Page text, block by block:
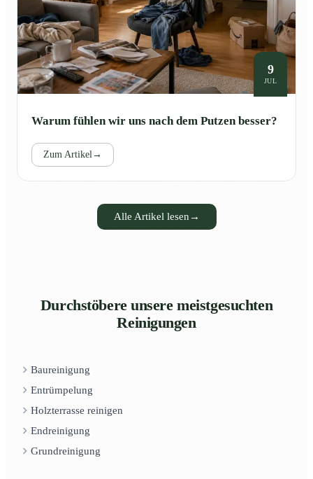
9
JUL
Warum fühlen wir uns nach dem Putzen besser?
Zum Artikel →
Alle Artikel lesen →
Durchstöbere unsere meistgesuchten
Reinigungen
Baureinigung
Entrümpelung
Holzterrasse reinigen
Endreinigung
Grundreinigung